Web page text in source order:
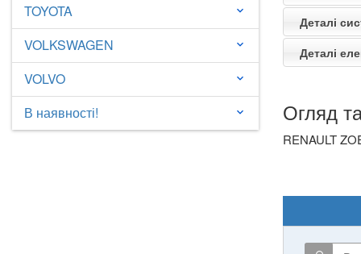
TOYOTA keyboard_arrow_down
VOLKSWAGEN keyboard_arrow_down
VOLVO keyboard_arrow_down
В наявності! keyboard_arrow_down
Деталі
Деталі
Огляд
RENAULT